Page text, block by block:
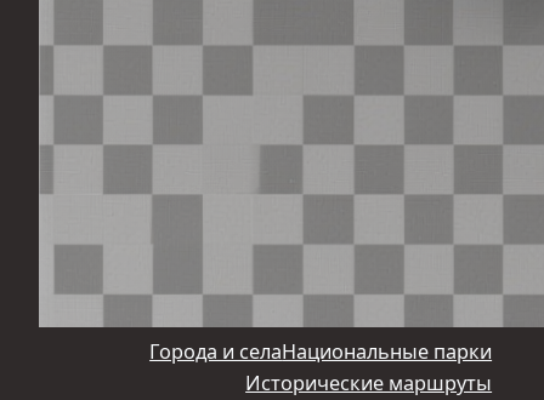
Города и селаНациональные парки
Исторические маршруты